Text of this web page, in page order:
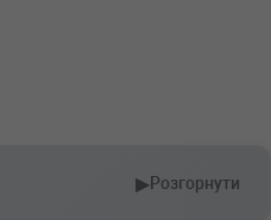
▶Розгорнути